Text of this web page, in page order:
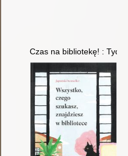
Czas na bibliotekę! :